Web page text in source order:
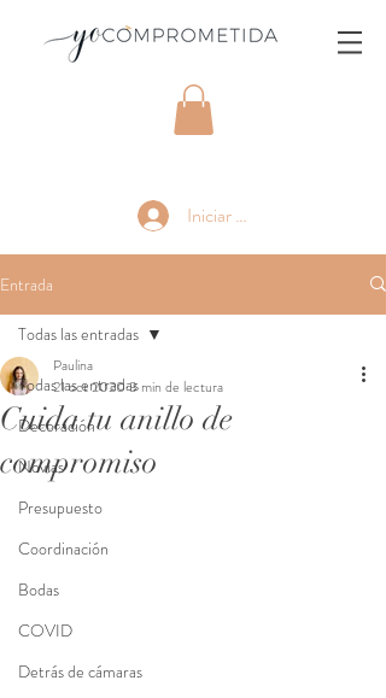
Iniciar sesión
Entrada
Todas las entradas
Decoración
Novias
Presupuesto
Coordinación
Bodas
COVID
Detrás de cámaras
Todas las entradas
Cuida tu anillo de
compromiso
Paulina
21 oct 2020 3 min de lectura